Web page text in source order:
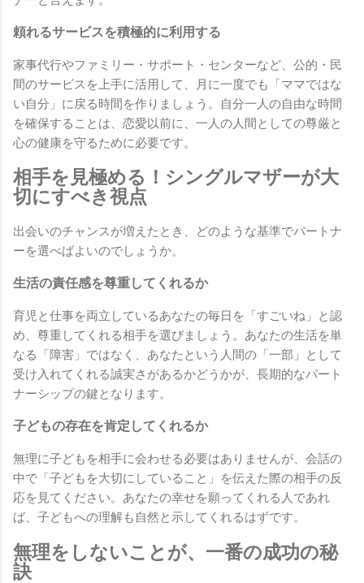
頼れるサービスを積極的に利用する
家事代行やファミリー・サポート・センターなど、公的・民
間のサービスを上手に活用して、月に一度でも「ママではな
い自分」に戻る時間を作りましょう。自分一人の自由な時間
を確保することは、恋愛以前に、一人の人間としての尊厳と
心の健康を守るために必要です。
相手を見極める！シングルマザーが大
切にすべき視点
出会いのチャンスが増えたとき、どのような基準でパートナ
ーを選べばよいのでしょうか。
生活の責任感を尊重してくれるか
育児と仕事を両立しているあなたの毎日を「すごいね」と認
め、尊重してくれる相手を選びましょう。あなたの生活を単
なる「障害」ではなく、あなたという人間の「一部」として
受け入れてくれる誠実さがあるかどうかが、長期的なパート
ナーシップの鍵となります。
子どもの存在を肯定してくれるか
無理に子どもを相手に会わせる必要はありませんが、会話の
中で「子どもを大切にしていること」を伝えた際の相手の反
応を見てください。あなたの幸せを願ってくれる人であれ
ば、子どもへの理解も自然と示してくれるはずです。
無理をしないことが、一番の成功の秘
訣